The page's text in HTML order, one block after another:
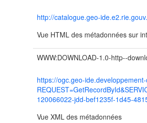
http://catalogue.geo-
Vue HTML des métadonnées sur
WWW:DOWNLOAD-1.0-http--
https://ogc.geo-
120066022-jdd-bef1235f-1d45-
Vue XML des métadonnées